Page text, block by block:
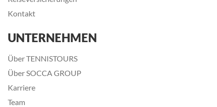
Kontakt
UNTERNEHMEN
Über TENNISTOURS
Über SOCCA GROUP
Karriere
Team